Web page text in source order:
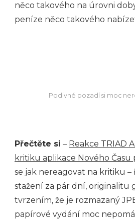
něco takového na úrovni
peníze něco takového
Podivné pozadí si moc
Přečtěte si – Reakce TRIAD
kritiku aplikace Nového Času
se jak nereagovat na kritiku –
stažení za pár dní, originalitu
tvrzením, že je rozmazaný
papírové vydání moc